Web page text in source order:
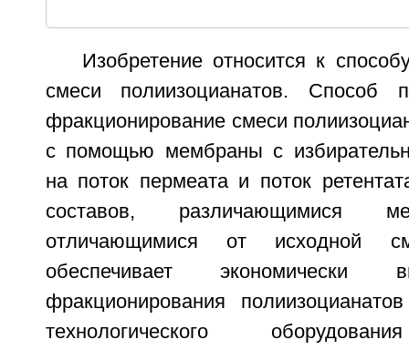
Изобретение относится к
смеси полиизоцианатов. Способ
фракционирование смеси
с помощью мембраны с
на поток пермеата и поток
составов,
отличающимися от исходной
обеспечивает экономически
фракционирования
технологического